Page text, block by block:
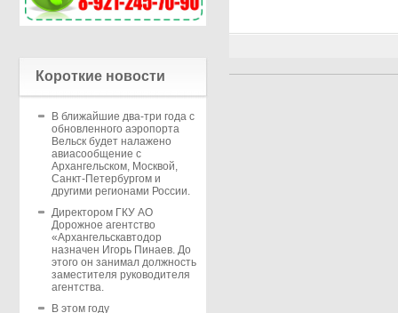
Короткие новости
В ближайшие два-три года с
обновленного аэропорта
Вельск будет налажено
авиасообщение с
Архангельском, Москвой,
Санкт-Петербургом и
другими регионами России.
Директором ГКУ АО
Дорожное агентство
«Архангельскавтодор
назначен Игорь Пинаев. До
этого он занимал должность
заместителя руководителя
агентства.
В этом году